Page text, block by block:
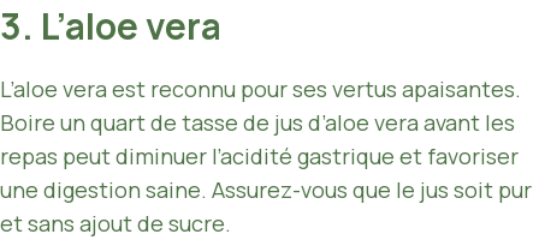
3. L’aloe vera
L’aloe vera est reconnu pour ses vertus apaisantes.
Boire un quart de tasse de jus d’aloe vera avant les
repas peut diminuer l’acidité gastrique et favoriser
une digestion saine. Assurez-vous que le jus soit pur
et sans ajout de sucre.